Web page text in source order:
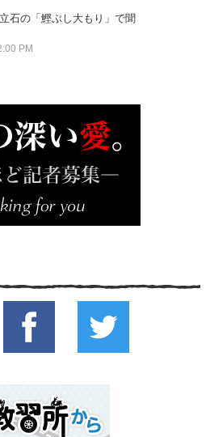
石の「鰹ぶし大もり」で聞
PM